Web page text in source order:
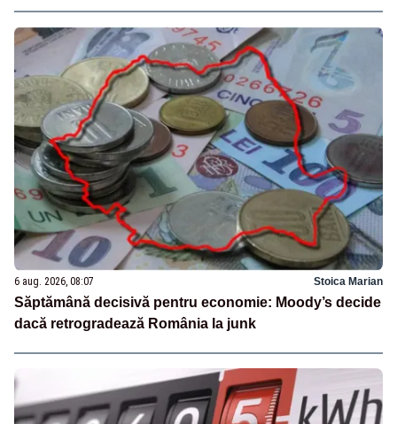
6 aug. 2026, 08:07 Stoica Marian
Săptămână decisivă pentru economie: Moody’s decide
dacă retrogradează România la junk